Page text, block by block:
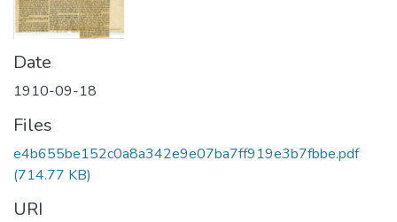
Date
1910-09-18
Files
e4b655be152c0a8a342e9e07ba7ff919e3b7fbbe.pdf
(714.77 KB)
URI